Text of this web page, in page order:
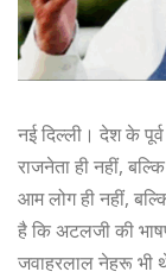
नई दिल्ली। देश के
राजनेता ही नहीं,
आम लोग ही नहीं,
है कि अटलजी की
जवाहरलाल नेहरू भी